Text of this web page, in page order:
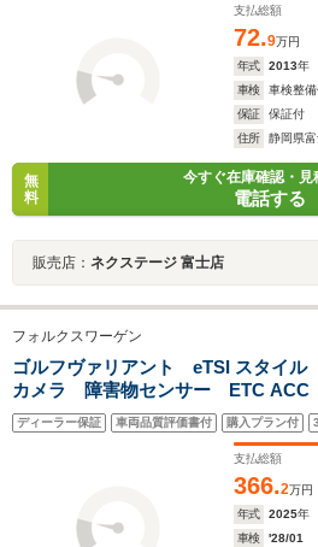
支払総額
72.9万円
年式
2013年
車検
車検整
保証
保証付
住所
静岡県
無
料
今すぐ在庫確認・見
電話する
販売店： ネクステージ 富士店
フォルクスワーゲン
ゴルフヴァリアント eTSI スタイ
カメラ 障害物センサー ETC
ディーラー保証 車両品質評価書付 購入プラン付
支払総額
366.2万円
年式
2025年
車検
'28/01